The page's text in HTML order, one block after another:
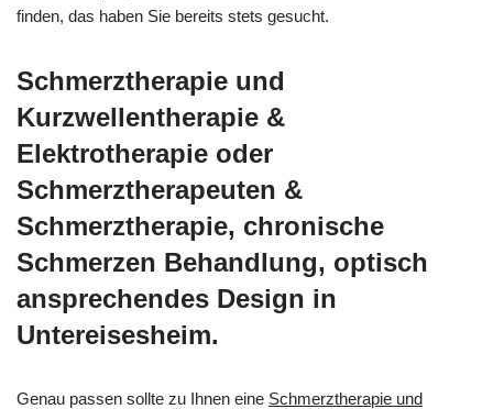
finden, das haben Sie bereits stets gesucht.
Schmerztherapie und
Kurzwellentherapie &
Elektrotherapie oder
Schmerztherapeuten &
Schmerztherapie, chronische
Schmerzen Behandlung, optisch
ansprechendes Design in
Untereisesheim.
Genau passen sollte zu Ihnen eine Schmerztherapie und